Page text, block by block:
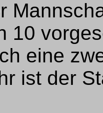
10
eine
ist der